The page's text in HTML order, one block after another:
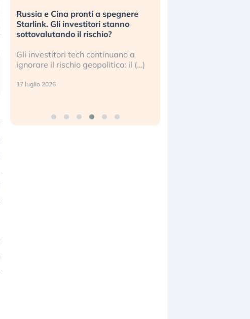
Russia e Cina pronti a spegnere
Starlink. Gli investitori stanno
sottovalutando il rischio?
Gli investitori tech continuano a
ignorare il rischio geopolitico: il (…)
17 luglio 2026